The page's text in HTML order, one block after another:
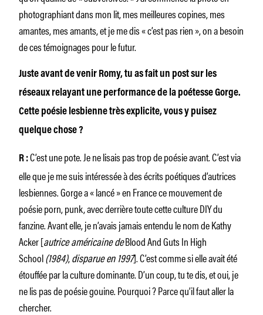
photographiant dans mon lit, mes meilleures copines, mes
amantes, mes amants, et je me dis « c’est pas rien », on a besoin
de ces témoignages pour le futur.
Juste avant de venir Romy, tu as fait un post sur les
réseaux relayant une performance de la poétesse Gorge.
Cette poésie lesbienne très explicite, vous y puisez
quelque chose ?
R :C’est une pote. Je ne lisais pas trop de poésie avant. C’est via
elle que je me suis intéressée à des écrits poétiques d’autrices
lesbiennes. Gorge a « lancé » en France ce mouvement de
poésie porn, punk, avec derrière toute cette culture DIY du
fanzine. Avant elle, je n’avais jamais entendu le nom de Kathy
Acker [autrice américaine deBlood And Guts In High
School(1984),disparue en 1997]. C’est comme si elle avait été
étouffée par la culture dominante. D’un coup, tu te dis, et oui, je
ne lis pas de poésie gouine. Pourquoi ? Parce qu’il faut aller la
chercher.